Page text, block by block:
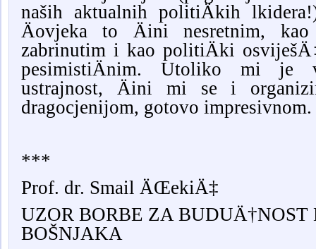
naših aktualnih politiÄkih
Äovjeka to Äini nesretnim,
zabrinutim i kao politiÄki
pesimistiÄnim. Utoliko mi je
ustrajnost, Äini mi se i
dragocjenijom, gotovo impresivnom.
***
Prof. dr. Smail ÄŒekiÄ‡
UZOR BORBE ZA BUDUÄ†NOST
BOŠNJAKA